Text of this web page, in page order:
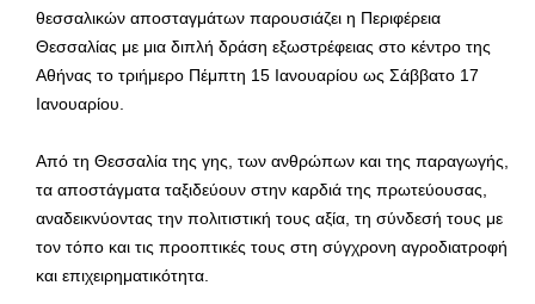
θεσσαλικών αποσταγμάτων παρουσιάζει η Περιφέρεια
Θεσσαλίας με μια διπλή δράση εξωστρέφειας στο κέντρο της
Αθήνας το τριήμερο Πέμπτη 15 Ιανουαρίου ως Σάββατο 17
Ιανουαρίου.
Από τη Θεσσαλία της γης, των ανθρώπων και της παραγωγής,
τα αποστάγματα ταξιδεύουν στην καρδιά της πρωτεύουσας,
αναδεικνύοντας την πολιτιστική τους αξία, τη σύνδεσή τους με
τον τόπο και τις προοπτικές τους στη σύγχρονη αγροδιατροφή
και επιχειρηματικότητα.